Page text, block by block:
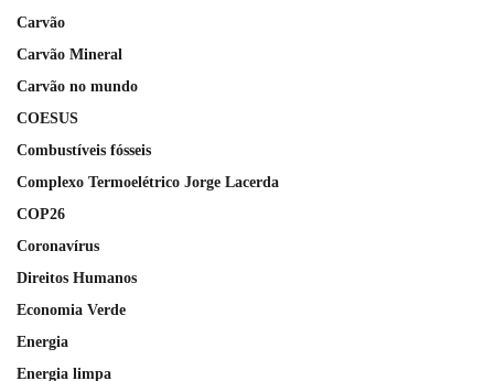
Carvão
Carvão Mineral
Carvão no mundo
COESUS
Combustíveis fósseis
Complexo Termoelétrico Jorge Lacerda
COP26
Coronavírus
Direitos Humanos
Economia Verde
Energia
Energia limpa